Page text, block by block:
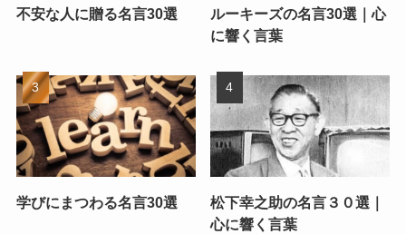
不安な人に贈る名言30選
ルーキーズの名言30選｜心
に響く言葉
学びにまつわる名言30選
松下幸之助の名言３０選｜
心に響く言葉